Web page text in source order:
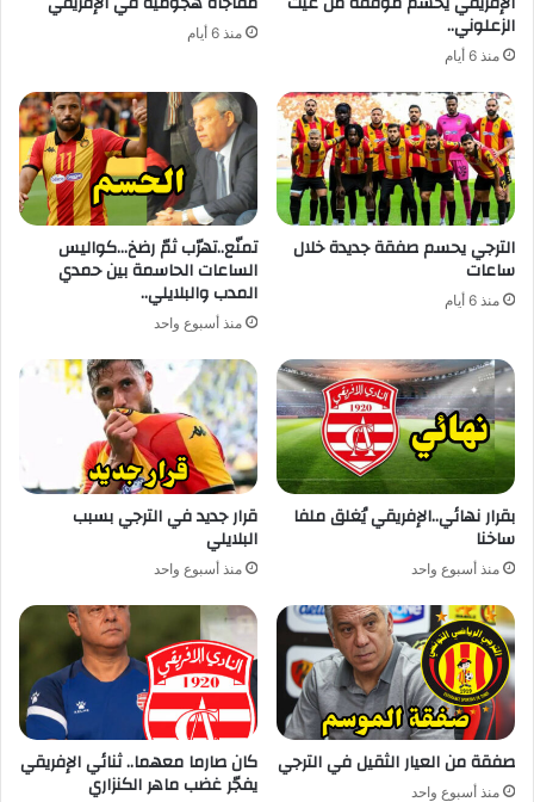
الزعلوني..
منذ 6 أيام
منذ 6 أيام
الترجي يحسم صفقة جديدة خلال
ساعات
منذ 6 أيام
تمنّع..تهرّب ثمّ رضخ…كواليس
الساعات الحاسمة بين حمدي
المدب والبلايلي..
منذ أسبوع واحد
بقرار نهائي..الإفريقي يُغلق ملفا
ساخنا
منذ أسبوع واحد
قرار جديد في الترجي بسبب
البلايلي
منذ أسبوع واحد
صفقة من العيار الثقيل في الترجي
منذ أسبوع واحد
كان صارما معهما.. ثنائي الإفريقي
يفجّر غضب ماهر الكنزاري